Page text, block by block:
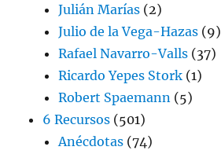
Julián Marías (2)
Julio de la Vega-Hazas (9)
Rafael Navarro-Valls (37)
Ricardo Yepes Stork (1)
Robert Spaemann (5)
6 Recursos (501)
Anécdotas (74)